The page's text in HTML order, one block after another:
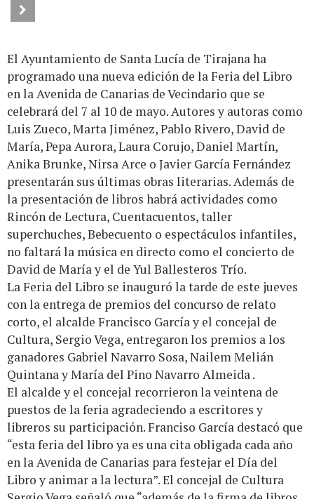
El Ayuntamiento de Santa Lucía de Tirajana ha
programado una nueva edición de la Feria del Libro
en la Avenida de Canarias de Vecindario que se
celebrará del 7 al 10 de mayo. Autores y autoras como
Luis Zueco, Marta Jiménez, Pablo Rivero, David de
María, Pepa Aurora, Laura Corujo, Daniel Martín,
Anika Brunke, Nirsa Arce o Javier García Fernández
presentarán sus últimas obras literarias. Además de
la presentación de libros habrá actividades como
Rincón de Lectura, Cuentacuentos, taller
superchuches, Bebecuento o espectáculos infantiles,
no faltará la música en directo como el concierto de
David de María y el de Yul Ballesteros Trío.
La Feria del Libro se inauguró la tarde de este jueves
con la entrega de premios del concurso de relato
corto, el alcalde Francisco García y el concejal de
Cultura, Sergio Vega, entregaron los premios a los
ganadores Gabriel Navarro Sosa, Nailem Melián
Quintana y María del Pino Navarro Almeida .
El alcalde y el concejal recorrieron la veintena de
puestos de la feria agradeciendo a escritores y
libreros su participación. Franciso García destacó que
“esta feria del libro ya es una cita obligada cada año
en la Avenida de Canarias para festejar el Día del
Libro y animar a la lectura”. El concejal de Cultura